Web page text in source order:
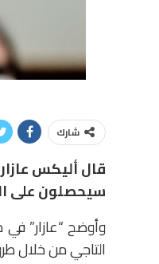
شارك
سيحصلون على
وأوضح “عازار”
التاجي من خلال